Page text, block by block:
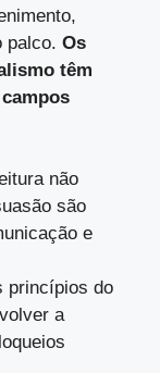
palco. Os
têm
não
são
e
princípios do
a